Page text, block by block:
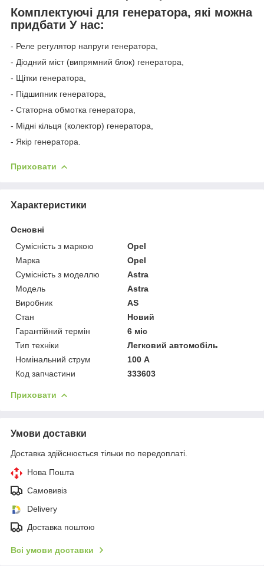
Комплектуючі для генератора, які можна
придбати У нас:
- Реле регулятор напруги генератора,
- Діодний міст (випрямний блок) генератора,
- Щітки генератора,
- Підшипник генератора,
- Статорна обмотка генератора,
- Мідні кільця (колектор) генератора,
- Якір генератора.
Приховати
Характеристики
Основні
Сумісність з маркою
Opel
Марка
Opel
Сумісність з моделлю
Astra
Модель
Astra
Виробник
AS
Стан
Новий
Гарантійний термін
6 міс
Тип техніки
Легковий автомобіль
Номінальний струм
100 А
Код запчастини
333603
Приховати
Умови доставки
Доставка здійснюється тільки по передоплаті.
Нова Пошта
Самовивіз
Delivery
Доставка поштою
Всі умови доставки